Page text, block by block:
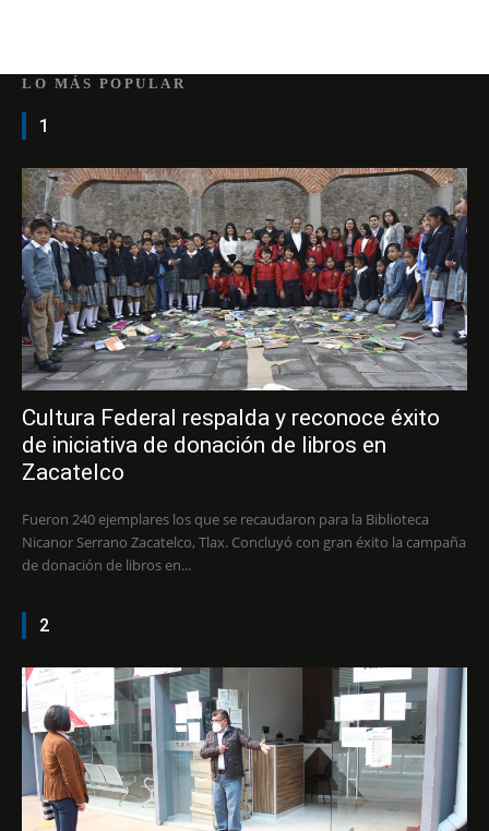
LO MÁS POPULAR
1
Cultura Federal respalda y reconoce éxito
de iniciativa de donación de libros en
Zacatelco
Fueron 240 ejemplares los que se recaudaron para la Biblioteca
Nicanor Serrano Zacatelco, Tlax. Concluyó con gran éxito la campaña
de donación de libros en...
2